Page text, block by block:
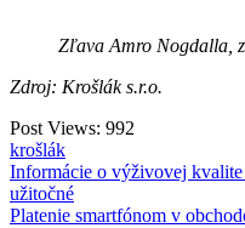
Zľava Amro Nogdalla,
Zdroj: Krošlák s.r.o.
Post Views: 992
krošlák
Navigácia
v
Informácie o výživovej
užitočné
Platenie smartfónom v